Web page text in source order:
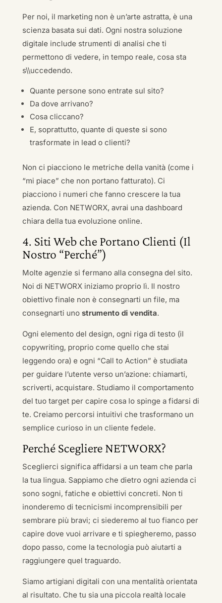
Per noi, il marketing non è un’arte astratta, è una
scienza basata sui dati. Ogni nostra soluzione
digitale include strumenti di analisi che ti
permettono di vedere, in tempo reale, cosa sta
s\\uccedendo.
Quante persone sono entrate sul sito?
Da dove arrivano?
Cosa cliccano?
E, soprattutto, quante di queste si sono
trasformate in lead o clienti?
Non ci piacciono le metriche della vanità (come i
“mi piace” che non portano fatturato). Ci
piacciono i numeri che fanno crescere la tua
azienda. Con NETWORX, avrai una dashboard
chiara della tua evoluzione online.
4. Siti Web che Portano Clienti (Il
Nostro “Perché”)
Molte agenzie si fermano alla consegna del sito.
Noi di NETWORX iniziamo proprio lì. Il nostro
obiettivo finale non è consegnarti un file, ma
consegnarti uno strumento di vendita.
Ogni elemento del design, ogni riga di testo (il
copywriting, proprio come quello che stai
leggendo ora) e ogni “Call to Action” è studiata
per guidare l’utente verso un’azione: chiamarti,
scriverti, acquistare. Studiamo il comportamento
del tuo target per capire cosa lo spinge a fidarsi di
te. Creiamo percorsi intuitivi che trasformano un
semplice curioso in un cliente fedele.
Perché Scegliere NETWORX?
Sceglierci significa affidarsi a un team che parla
la tua lingua. Sappiamo che dietro ogni azienda ci
sono sogni, fatiche e obiettivi concreti. Non ti
inonderemo di tecnicismi incomprensibili per
sembrare più bravi; ci siederemo al tuo fianco per
capire dove vuoi arrivare e ti spiegheremo, passo
dopo passo, come la tecnologia può aiutarti a
raggiungere quel traguardo.
Siamo artigiani digitali con una mentalità orientata
al risultato. Che tu sia una piccola realtà locale